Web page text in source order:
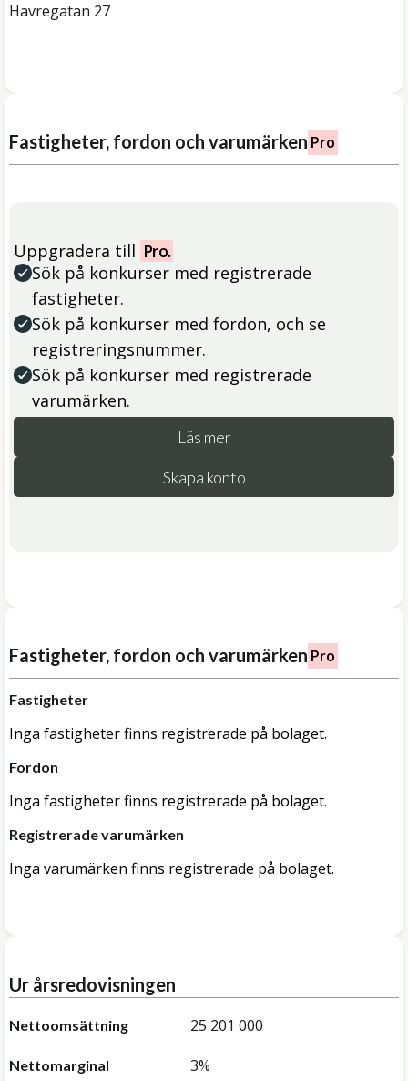
Havregatan 27
Fastigheter, fordon och varumärken Pro
Uppgradera till Pro.
Sök på konkurser med registrerade
fastigheter.
Sök på konkurser med fordon, och se
registreringsnummer.
Sök på konkurser med registrerade
varumärken.
Läs mer
Skapa konto
Fastigheter, fordon och varumärken Pro
Fastigheter
Inga fastigheter finns registrerade på bolaget.
Fordon
Inga fastigheter finns registrerade på bolaget.
Registrerade varumärken
Inga varumärken finns registrerade på bolaget.
Ur årsredovisningen
Nettoomsättning 25 201 000
Nettomarginal 3%